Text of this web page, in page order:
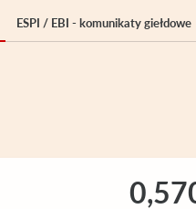
ESPI / EBI - komunikaty giełdowe